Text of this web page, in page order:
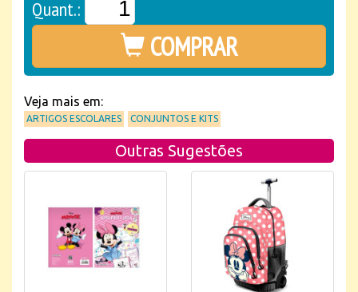
Quant.:
COMPRAR
Veja mais em:
ARTIGOS ESCOLARES CONJUNTOS E KITS
Outras Sugestões